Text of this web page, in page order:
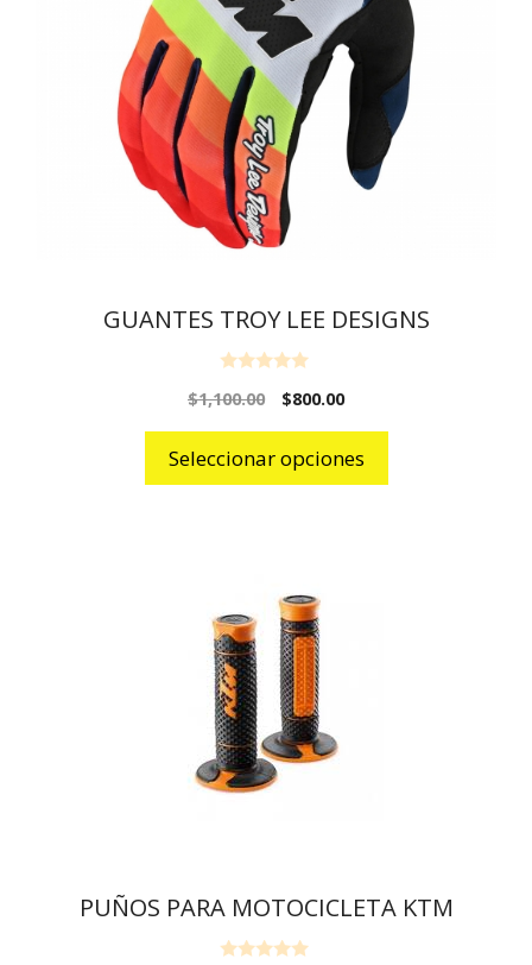
GUANTES TROY LEE DESIGNS
o
t
o
f
5
$1,100.00 $800.00
Seleccionar opciones
PUÑOS PARA MOTOCICLETA KTM